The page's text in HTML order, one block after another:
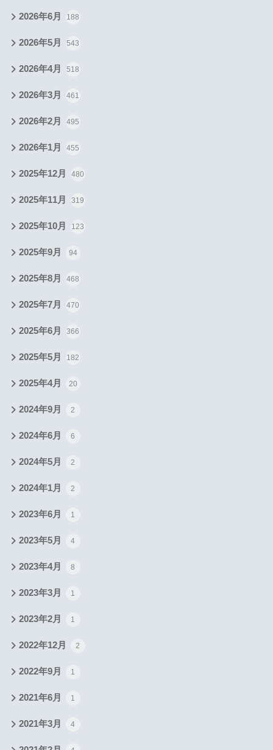
2026年6月 188
2026年5月 543
2026年4月 518
2026年3月 461
2026年2月 495
2026年1月 455
2025年12月 480
2025年11月 319
2025年10月 123
2025年9月 94
2025年8月 468
2025年7月 470
2025年6月 366
2025年5月 182
2025年4月 20
2024年9月 2
2024年6月 6
2024年5月 2
2024年1月 2
2023年6月 1
2023年5月 4
2023年4月 8
2023年3月 1
2023年2月 1
2022年12月 2
2022年9月 1
2021年6月 1
2021年3月 4